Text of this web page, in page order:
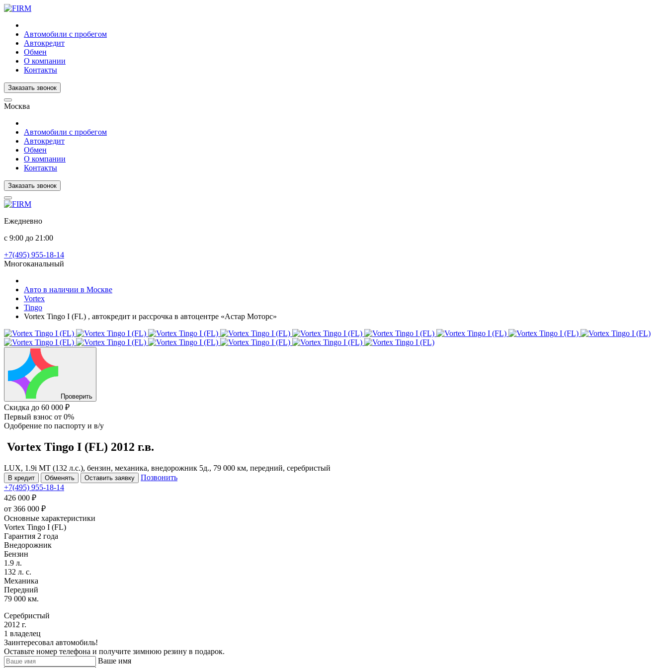
Автомобили с пробегом
Автокредит
Обмен
О компании
Контакты
Заказать звонок
Москва
Автомобили с пробегом
Автокредит
Обмен
О компании
Контакты
Заказать звонок
Ежедневно
с 9:00 до 21:00
+7(495) 955-18-14
Многоканальный
Авто в наличии в Москве
Vortex
Tingo
Vortex Tingo I (FL) , автокредит и рассрочка в автоцентре «Астар Моторс»
Проверить
Скидка до 60 000 ₽
Первый взнос от 0%
Одобрение по паспорту и в/у
Vortex Tingo I (FL) 2012 г.в.
LUX, 1.9i MT (132 л.с.), бензин, механика, внедорожник 5д., 79 000 км, передний, серебристый
В кредит Обменять Оставить заявку
Позвонить
+7(495) 955-18-14
426 000 ₽
от 366 000 ₽
Основные характеристики
Vortex Tingo I (FL)
Гарантия 2 года
Внедорожник
Бензин
1.9 л.
132 л. с.
Механика
Передний
79 000 км.
Серебристый
2012 г.
1 владелец
Заинтересовал автомобиль!
Оставьте номер телефона и получите зимнюю резину в подарок.
Ваше имя